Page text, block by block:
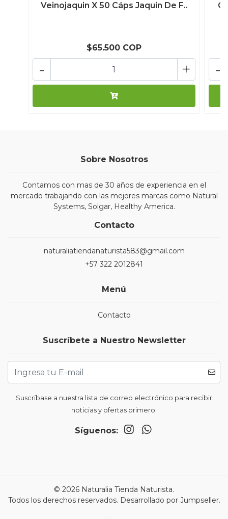
Veinojaquin X 50 Cáps Jaquin De F..
$65.500 COP
+
- -
Sobre Nosotros
Contamos con mas de 30 años de experiencia en el
mercado trabajando con las mejores marcas como Natural
Systems, Solgar, Healthy America.
Contacto
naturaliatiendanaturista583@gmail.com
+57 322 2012841
Menú
Contacto
Suscríbete a Nuestro Newsletter
Suscríbase a nuestra lista de correo electrónico para recibir
noticias y ofertas primero.
Síguenos:
© 2026 Naturalia Tienda Naturista.
Todos los derechos reservados. Desarrollado por Jumpseller.